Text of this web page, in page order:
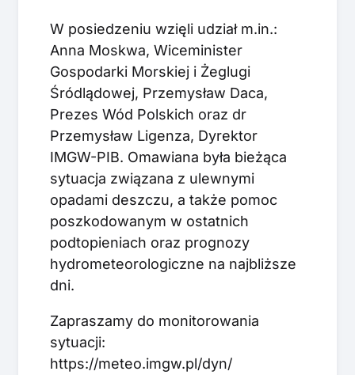
W posiedzeniu wzięli udział m.in.:
Anna Moskwa, Wiceminister
Gospodarki Morskiej i Żeglugi
Śródlądowej, Przemysław Daca,
Prezes Wód Polskich oraz dr
Przemysław Ligenza, Dyrektor
IMGW-PIB. Omawiana była bieżąca
sytuacja związana z ulewnymi
opadami deszczu, a także pomoc
poszkodowanym w ostatnich
podtopieniach oraz prognozy
hydrometeorologiczne na najbliższe
dni.
Zapraszamy do monitorowania
sytuacji:
https://meteo.imgw.pl/dyn/